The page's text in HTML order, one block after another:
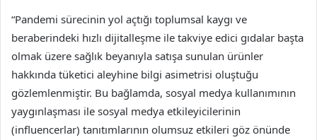
“Pandemi sürecinin yol açtığı toplumsal kaygı ve
beraberindeki hızlı dijitalleşme ile takviye edici gıdalar başta
olmak üzere sağlık beyanıyla satışa sunulan ürünler
hakkında tüketici aleyhine bilgi asimetrisi oluştuğu
gözlemlenmiştir. Bu bağlamda, sosyal medya kullanımının
yaygınlaşması ile sosyal medya etkileyicilerinin
(influencerlar) tanıtımlarının olumsuz etkileri göz önünde